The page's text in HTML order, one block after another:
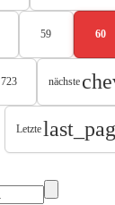
59 60
723 nächste
Letzte